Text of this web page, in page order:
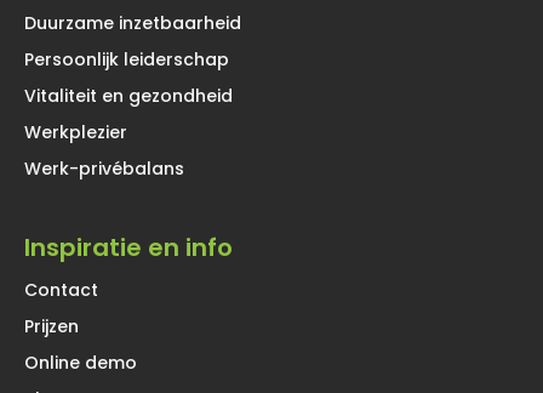
Duurzame inzetbaarheid
Persoonlijk leiderschap
Vitaliteit en gezondheid
Werkplezier
Werk-privébalans
Inspiratie en info
Contact
Prijzen
Online demo